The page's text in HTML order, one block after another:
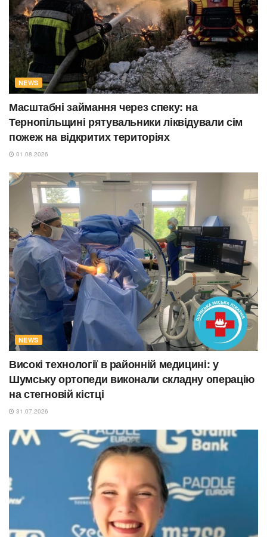
NEWS
Масштабні займання через спеку: на
Тернопільщині рятувальники ліквідували сім
пожеж на відкритих територіях
01.08.2026
NEWS
Високі технології в районній медицині: у
Шумську ортопеди виконали складну операцію
на стегновій кістці
31.07.2026